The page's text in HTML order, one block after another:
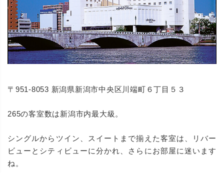
〒951-8053 新潟県新潟市中央区川端町６丁目５３
265の客室数は新潟市内最大級。
シングルからツイン、スイートまで揃えた客室は、リバー
ビューとシティビューに分かれ、さらにお部屋に迷います
ね。